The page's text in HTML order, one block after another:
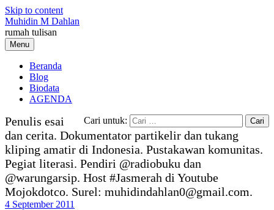
Skip to content
Muhidin M Dahlan
rumah tulisan
Menu
Beranda
Blog
Biodata
AGENDA
Cari untuk:
Penulis esai
dan cerita. Dokumentator partikelir dan tukang
kliping amatir di Indonesia. Pustakawan komunitas.
Pegiat literasi. Pendiri @radiobuku dan
@warungarsip. Host #Jasmerah di Youtube
Mojokdotco. Surel: muhidindahlan0@gmail.com.
4 September 2011